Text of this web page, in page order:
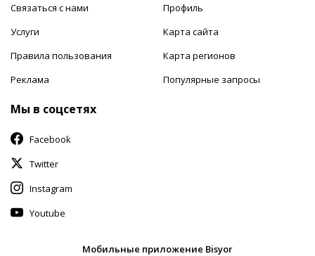
Связаться с нами
Услуги
Правила пользования
Реклама
Профиль
Карта сайта
Карта регионов
Популярные запросы
Мы в соцсетях
Facebook
Twitter
Instagram
Youtube
Мобильные приложение Bisyor